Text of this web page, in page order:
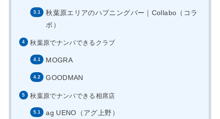
秋葉原エリアのハプニングバー｜Collabo（コラ
ボ）
秋葉原でナンパできるクラブ
MOGRA
GOODMAN
秋葉原でナンパできる相席店
ag UENO（アグ上野）